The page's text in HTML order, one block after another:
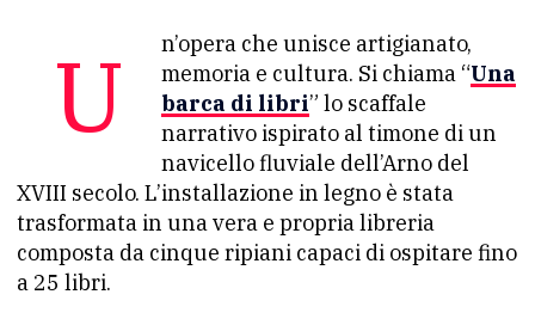
Un’opera che unisce artigianato, memoria e cultura. Si chiama “Una
barca di libri” lo scaffale
narrativo ispirato al timone di un
navicello fluviale dell’Arno del
XVIII secolo. L’installazione in legno è stata
trasformata in una vera e propria libreria
composta da cinque ripiani capaci di ospitare fino
a 25 libri.